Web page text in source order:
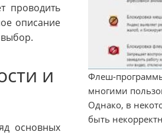
проводить
описание
и
основных
Флеш-
многими
Однако, в
быть